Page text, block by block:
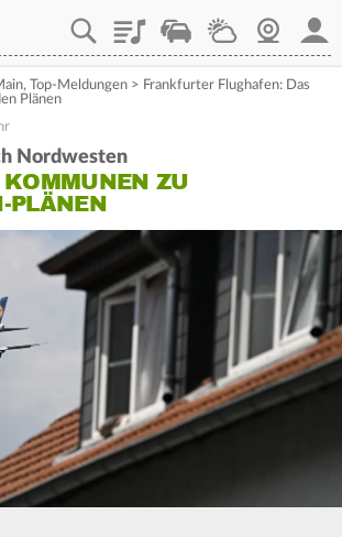
PlaylistStaupilotWetterWebcam
, Top-Meldungen > Frankfurter Flughafen: Das
Plänen
Nordwesten
ZU
PLÄNEN